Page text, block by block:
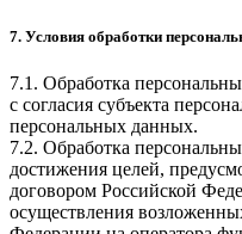
7. Условия обработки
7.1. Обработка
с согласия субъекта
персональных данных.
7.2. Обработка
достижения целей,
договором Российской
осуществления